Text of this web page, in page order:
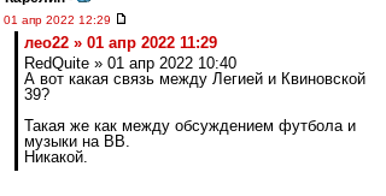
01 апр 2022 12:29
лео22 » 01 апр 2022 11:29
RedQuite » 01 апр 2022 10:40
А вот какая связь между Легией и Квиновской
39?
Такая же как между обсуждением футбола и
музыки на ВВ.
Никакой.